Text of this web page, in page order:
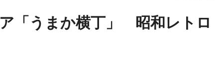
「うまか横丁」 昭和レトロ